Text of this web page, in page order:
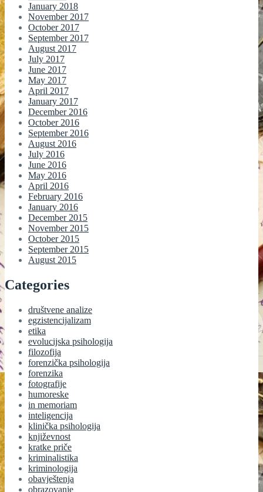
January 2018
November 2017
October 2017
September 2017
August 2017
July 2017
June 2017
May 2017
April 2017
January 2017
December 2016
October 2016
September 2016
August 2016
July 2016
June 2016
May 2016
April 2016
February 2016
January 2016
December 2015
November 2015
October 2015
September 2015
August 2015
Categories
društvene analize
egzistencijalizam
etika
evolucijska psihologija
filozofija
forenzička psihologija
forenzika
fotografije
humoreske
in memoriam
inteligencija
klinička psihologija
književnost
kratke priče
kriminalistika
kriminologija
obavještenja
obrazovanje